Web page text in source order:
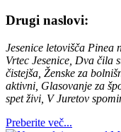
Drugi naslovi:
Jesenice letovišča Pinea
Vrtec Jesenice, Dva čila
čistejša, Ženske za
aktivni, Glasovanje za
spet živi, V Juretov
Preberite več...